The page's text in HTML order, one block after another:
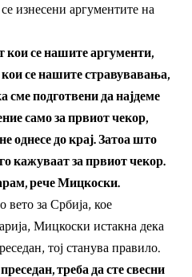
изнесени аргументите на
кои се нашите аргументи,
се нашите стравувавања,
сме подготвени да најдеме
само за првиот чекор,
однесе до крај. Затоа што
кажуваат за првиот чекор.
рече Мицкоски.
за Србија, кое
Мицкоски истакна дека
тој станува правило.
треба да сте свесни